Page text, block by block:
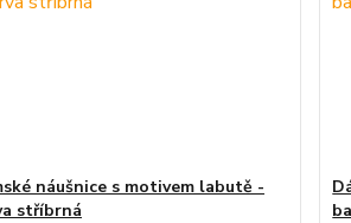
náušnice s motivem labutě -
stříbrná